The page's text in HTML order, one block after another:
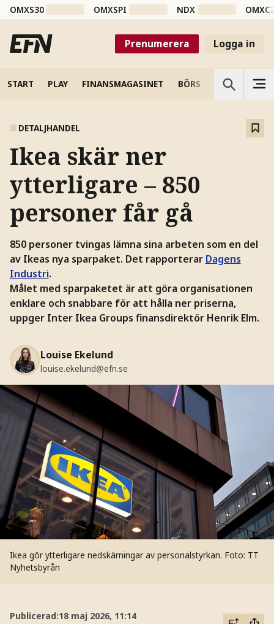
OMXS30 OMXSPI NDX
Prenumerera Logga in
START PLAY FINANSMAGASINET BÖRS VETENSKAP
DETALJHANDEL
Ikea skär ner
ytterligare – 850
personer får gå
850 personer tvingas lämna sina arbeten som en del
av Ikeas nya sparpaket. Det rapporterar Dagens
Industri.
Målet med sparpaketet är att göra organisationen
enklare och snabbare för att hålla ner priserna,
uppger Inter Ikea Groups finansdirektör Henrik Elm.
Louise Ekelund
louise.ekelund@efn.se
Ikea gör ytterligare nedskärningar av personalstyrkan. Foto: TT
Nyhetsbyrån
Publicerad:18 maj 2026, 11:14